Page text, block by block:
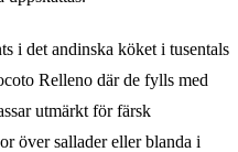
i det andinska köket i tusentals
Relleno där de fylls med
utmärkt för färsk
över sallader eller blanda i